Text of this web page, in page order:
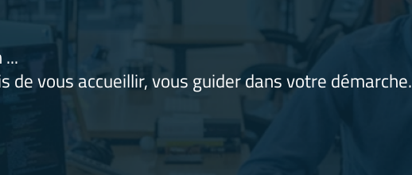
de vous accueillir, vous guider dans votre démarche.